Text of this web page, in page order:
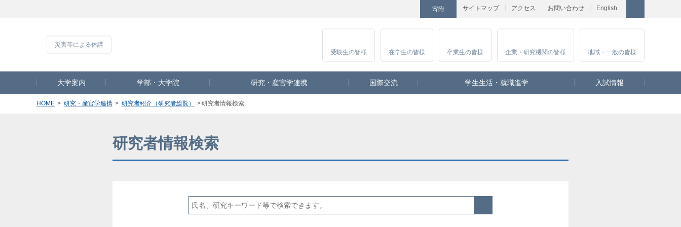
サイトマップ アクセス お問い合わせ
寄附 English
Instagram
受験生の皆様 在学生の皆様 卒業生の皆様 企業・研究機関の皆様 地域・一般の皆様
大学案内 学部・大学院 研究・産官学連携 国際交流 学生生活・就職進学 入試情報
HOME 研究・産官学連携 研究者紹介（研究者総覧） 研究者情報検索
研究者情報検索